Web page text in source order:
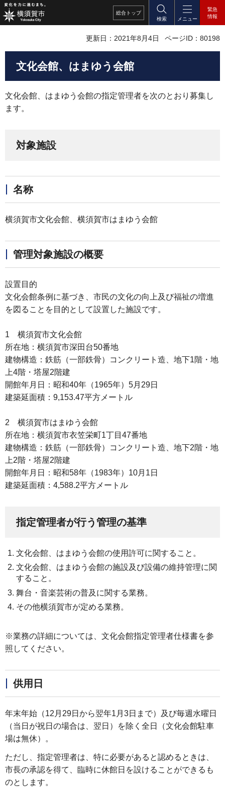
総合 トップ
検索
メニュー
緊急
情報
更新日：2021年8月4日 ページID：80198
文化会館、はまゆう会館
文化会館、はまゆう会館の指定管理者を次のとおり募集し
ます。
対象施設
名称
横須賀市文化会館、横須賀市はまゆう会館
管理対象施設の概要
設置目的
文化会館条例に基づき、市民の文化の向上及び福祉の増進
を図ることを目的として設置した施設です。
1 横須賀市文化会館
所在地：横須賀市深田台50番地
建物構造：鉄筋（一部鉄骨）コンクリート造、地下1階・地
上4階・塔屋2階建
開館年月日：昭和40年（1965年）5月29日
建築延面積：9,153.47平方メートル
2 横須賀市はまゆう会館
所在地：横須賀市衣笠栄町1丁目47番地
建物構造：鉄筋（一部鉄骨）コンクリート造、地下2階・地
上2階・塔屋2階建
開館年月日：昭和58年（1983年）10月1日
建築延面積：4,588.2平方メートル
指定管理者が行う管理の基準
文化会館、はまゆう会館の使用許可に関すること。
文化会館、はまゆう会館の施設及び設備の維持管理に関
すること。
舞台・音楽芸術の普及に関する業務。
その他横須賀市が定める業務。
※業務の詳細については、文化会館指定管理者仕様書を参
照してください。
供用日
年末年始（12月29日から翌年1月3日まで）及び毎週水曜日
（当日が祝日の場合は、翌日）を除く全日（文化会館駐車
場は無休）。
ただし、指定管理者は、特に必要があると認めるときは、
市長の承認を得て、臨時に休館日を設けることができるも
のとします。